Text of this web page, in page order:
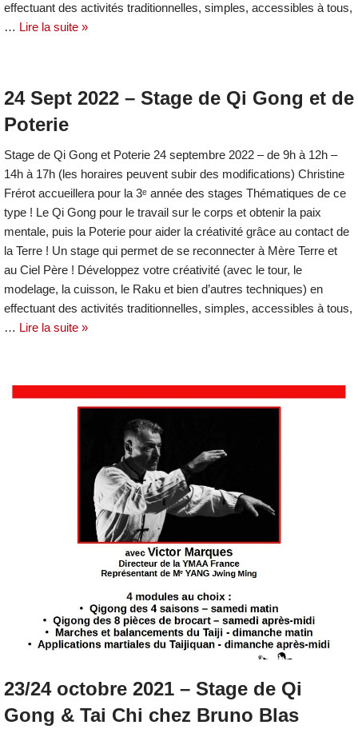
effectuant des activités traditionnelles, simples, accessibles à tous,
… Lire la suite »
24 Sept 2022 – Stage de Qi Gong et de
Poterie
Stage de Qi Gong et Poterie 24 septembre 2022 – de 9h à 12h –
14h à 17h (les horaires peuvent subir des modifications) Christine
Frérot accueillera pour la 3ᵉ année des stages Thématiques de ce
type ! Le Qi Gong pour le travail sur le corps et obtenir la paix
mentale, puis la Poterie pour aider la créativité grâce au contact de
la Terre ! Un stage qui permet de se reconnecter à Mère Terre et
au Ciel Père ! Développez votre créativité (avec le tour, le
modelage, la cuisson, le Raku et bien d’autres techniques) en
effectuant des activités traditionnelles, simples, accessibles à tous,
… Lire la suite »
23/24 octobre 2021 – Stage de Qi
Gong & Tai Chi chez Bruno Blas